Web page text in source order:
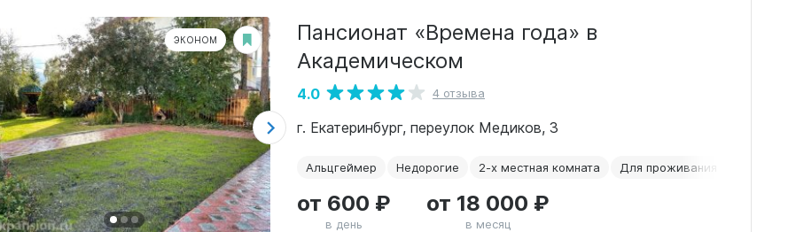
ЭКОНОМ
Пансионат «Времена года» в
Академическом
4.0 4 отзыва
г. Екатеринбург, переулок Медиков, 3
Альцгеймер Недорогие 2-х местная комната Для проживания
от 600 ₽
в день
от 18 000 ₽
в месяц